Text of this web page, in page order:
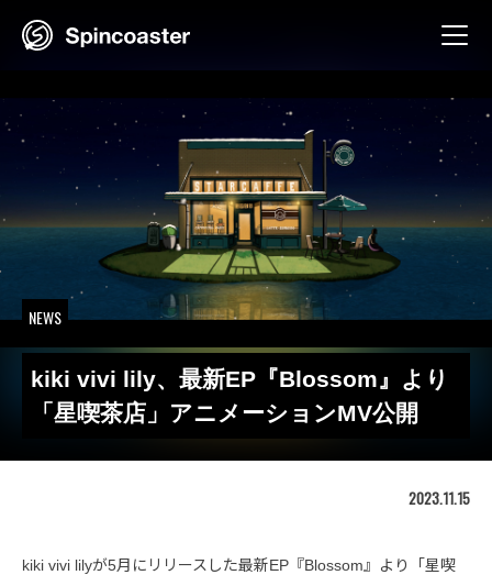
NEWS
kiki vivi lily、最新EP『Blossom』より
「星喫茶店」アニメーションMV公開
2023.11.15
kiki vivi lilyが5月にリリースした最新EP『Blossom』より「星喫